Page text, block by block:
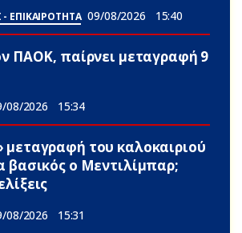
- ΕΠΙΚΑΙΡΟΤΗΤΑ 09/08/2026 15:40
ΠΑΟΚ, παίρνει μεταγραφή 9
08/2026 15:34
μεταγραφή του καλοκαιριού
βασικός ο Μεντιλίμπαρ;
08/2026 15:31